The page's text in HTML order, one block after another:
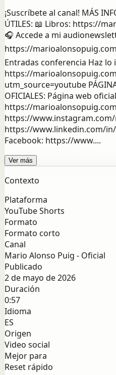
¡Suscríbete al canal! MÁS
ÚTILES: 📖 Libros: https://
🎧 Accede a mi
https://
Entradas conferencia Haz lo
https://
utm_source=youtube PÁGINA
OFICIALES: Página web
https://
https://
https://www.linkedin.com/
Facebook: https://www....
Ver más
Contexto
Plataforma
YouTube Shorts
Formato
Formato corto
Canal
Mario Alonso Puig - Oficial
Publicado
2 de mayo de 2026
Duración
0:57
Idioma
ES
Origen
Video social
Mejor para
Reset rápido